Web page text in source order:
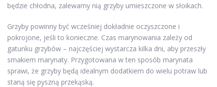
będzie chłodna, zalewamy nią grzyby umieszczone w słoikach.
Grzyby powinny być wcześniej dokładnie oczyszczone i
pokrojone, jeśli to konieczne. Czas marynowania zależy od
gatunku grzybów – najczęściej wystarcza kilka dni, aby przeszły
smakiem marynaty. Przygotowana w ten sposób marynata
sprawi, że grzyby będą idealnym dodatkiem do wielu potraw lub
staną się pyszną przekąską.